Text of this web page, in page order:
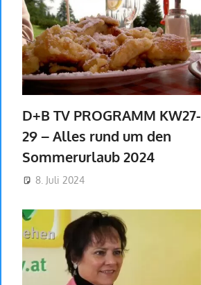
D+B TV PROGRAMM KW27-
29 – Alles rund um den
Sommerurlaub 2024
8. Juli 2024